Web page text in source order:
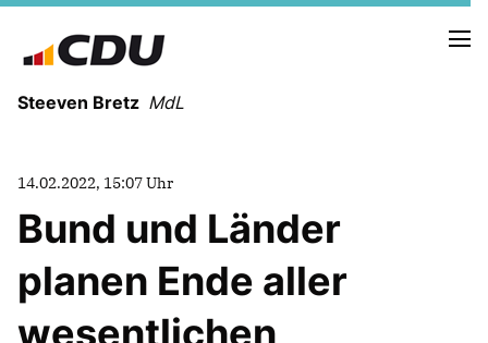
Steeven Bretz MdL
VITA
WAHLKREISBESUCHE
PRESSEFOTOS
14.02.2022, 15:07 Uhr
Bund und Länder
planen Ende aller
wesentlichen